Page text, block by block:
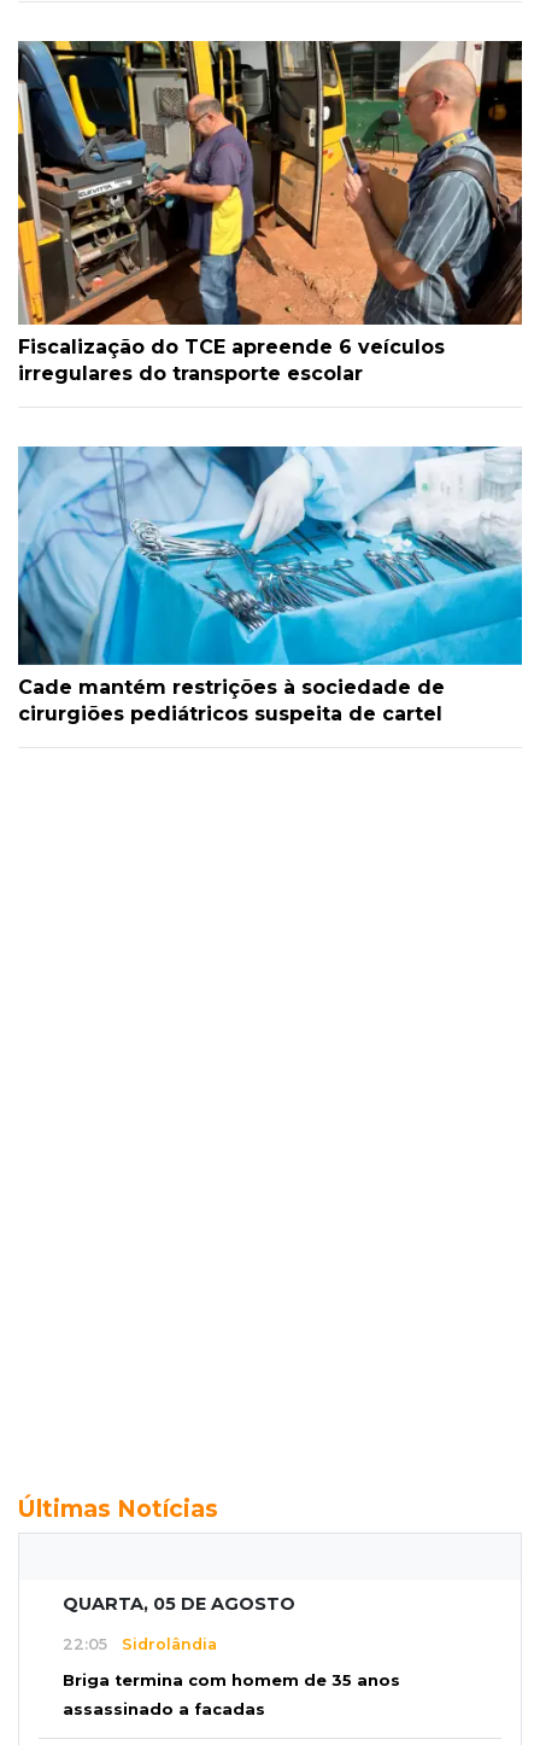
Fiscalização do TCE apreende 6 veículos
irregulares do transporte escolar
Cade mantém restrições à sociedade de
cirurgiões pediátricos suspeita de cartel
Últimas Notícias
QUARTA, 05 DE AGOSTO
22:05 Sidrolândia
Briga termina com homem de 35 anos
assassinado a facadas